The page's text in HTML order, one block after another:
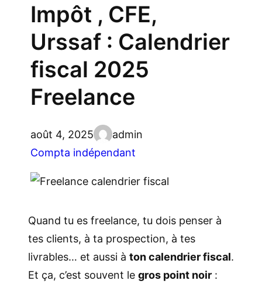
Impôt , CFE,
Urssaf : Calendrier
fiscal 2025
Freelance
août 4, 2025
admin
Compta indépendant
Quand tu es freelance, tu dois penser à
tes clients, à ta prospection, à tes
livrables… et aussi à ton calendrier fiscal.
Et ça, c’est souvent le gros point noir :